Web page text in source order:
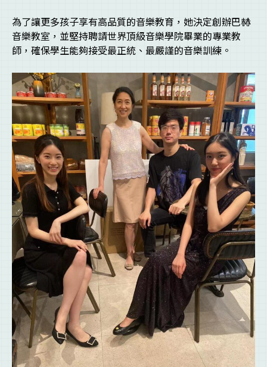
為了讓更多孩子享有高品質的音樂教育，她決定創辦巴赫
音樂教室，並堅持聘請世界頂級音樂學院畢業的專業教
師，確保學生能夠接受最正統、最嚴謹的音樂訓練。